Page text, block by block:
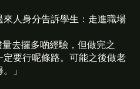
人身分告訴學生：走進職場
量去攞多啲經驗，但做完之
要行呢條路。可能之後做老
」